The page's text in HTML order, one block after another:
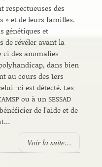
respectueuses des
» et de leurs familles.
génétiques et
de révéler avant la
ci des anomalies
dans bien
au cours des 1ers
-ci est détecté. Les
ou à un SESSAD
de l’aide et de
Voir la suite…